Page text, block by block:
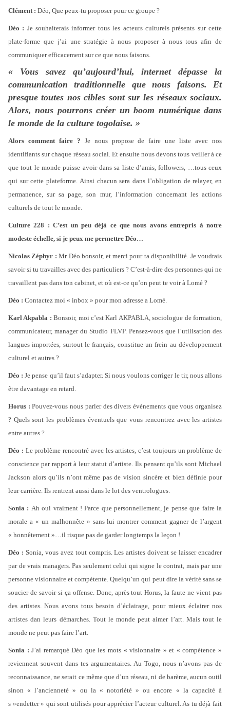
Clément : Déo, Que peux-tu proposer pour ce groupe ?
Déo : Je souhaiterais informer tous les acteurs culturels présents sur cette
plate-forme que j’ai une stratégie à nous proposer à nous tous afin de
communiquer efficacement sur ce que nous faisons.
« Vous savez qu’aujourd’hui, internet dépasse la
communication traditionnelle que nous faisons. Et
presque toutes nos cibles sont sur les réseaux sociaux.
Alors, nous pourrons créer un boom numérique dans
le monde de la culture togolaise. »
Alors comment faire ? Je nous propose de faire une liste avec nos
identifiants sur chaque réseau social. Et ensuite nous devons tous veiller à ce
que tout le monde puisse avoir dans sa liste d’amis, followers, …tous ceux
qui sur cette plateforme. Ainsi chacun sera dans l’obligation de relayer, en
permanence, sur sa page, son mur, l’information concernant les actions
culturels de tout le monde.
Culture 228 : C’est un peu déjà ce que nous avons entrepris à notre
modeste échelle, si je peux me permettre Déo…
Nicolas Zéphyr :Mr Déo bonsoir, et merci pour ta disponibilité. Je voudrais
savoir si tu travailles avec des particuliers ? C’est-à-dire des personnes qui ne
travaillent pas dans ton cabinet, et où est-ce qu’on peut te voir à Lomé ?
Déo : Contactez moi « inbox » pour mon adresse a Lomé.
Karl Akpabla : Bonsoir, moi c’est Karl AKPABLA, sociologue de formation,
communicateur, manager du Studio FLVP. Pensez-vous que l’utilisation des
langues importées, surtout le français, constitue un frein au développement
culturel et autres ?
Déo : Je pense qu’il faut s’adapter. Si nous voulons corriger le tir, nous allons
être davantage en retard.
Horus :Pouvez-vous nous parler des divers événements que vous organisez
? Quels sont les problèmes éventuels que vous rencontrez avec les artistes
entre autres ?
Déo : Le problème rencontré avec les artistes, c’est toujours un problème de
conscience par rapport à leur statut d’artiste. Ils pensent qu’ils sont Michael
Jackson alors qu’ils n’ont même pas de vision sincère et bien définie pour
leur carrière. Ils rentrent aussi dans le lot des ventrologues.
Sonia : Ah oui vraiment ! Parce que personnellement, je pense que faire la
morale a « un malhonnête » sans lui montrer comment gagner de l’argent
« honnêtement »…il risque pas de garder longtemps la leçon !
Déo : Sonia, vous avez tout compris. Les artistes doivent se laisser encadrer
par de vrais managers. Pas seulement celui qui signe le contrat, mais par une
personne visionnaire et compétente. Quelqu’un qui peut dire la vérité sans se
soucier de savoir si ça offense. Donc, après tout Horus, la faute ne vient pas
des artistes. Nous avons tous besoin d’éclairage, pour mieux éclairer nos
artistes dan leurs démarches. Tout le monde peut aimer l’art. Mais tout le
monde ne peut pas faire l’art.
Sonia : J’ai remarqué Déo que les mots « visionnaire » et « compétence »
reviennent souvent dans tes argumentaires. Au Togo, nous n’avons pas de
reconnaissance, ne serait ce même que d’un réseau, ni de barème, aucun outil
sinon « l’ancienneté » ou la « notoriété » ou encore « la capacité à
s »endetter » qui sont utilisés pour apprécier l’acteur culturel. As tu déjà fait